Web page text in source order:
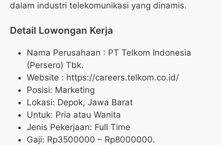
dalam industri telekomunikasi yang dinamis.
Detail Lowongan Kerja
Nama Perusahaan : PT Telkom Indonesia
(Persero) Tbk.
Website : https://careers.telkom.co.id/
Posisi: Marketing
Lokasi: Depok, Jawa Barat
Untuk: Pria atau Wanita
Jenis Pekerjaan: Full Time
Gaji: Rp3500000 – Rp8000000.